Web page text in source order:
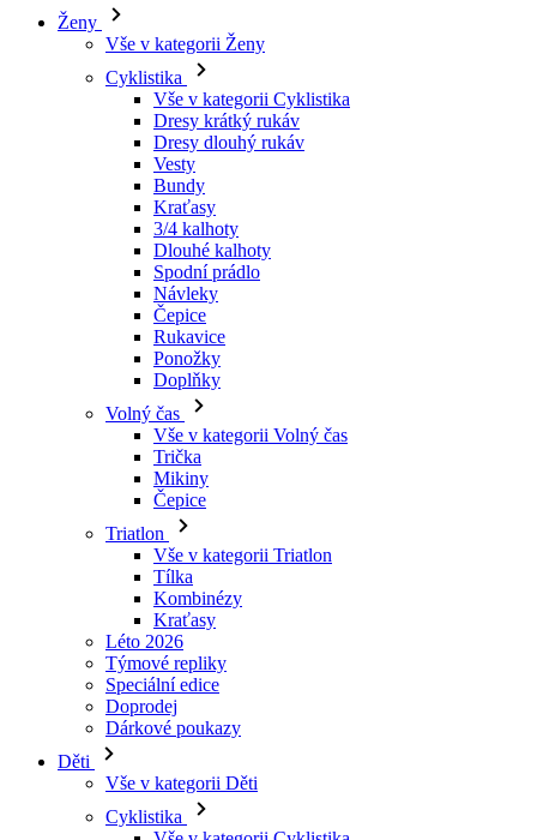
Ženy
Vše v kategorii Ženy
Cyklistika
Vše v kategorii Cyklistika
Dresy krátký rukáv
Dresy dlouhý rukáv
Vesty
Bundy
Kraťasy
3/4 kalhoty
Dlouhé kalhoty
Spodní prádlo
Návleky
Čepice
Rukavice
Ponožky
Doplňky
Volný čas
Vše v kategorii Volný čas
Trička
Mikiny
Čepice
Triatlon
Vše v kategorii Triatlon
Tílka
Kombinézy
Kraťasy
Léto 2026
Týmové repliky
Speciální edice
Doprodej
Dárkové poukazy
Děti
Vše v kategorii Děti
Cyklistika